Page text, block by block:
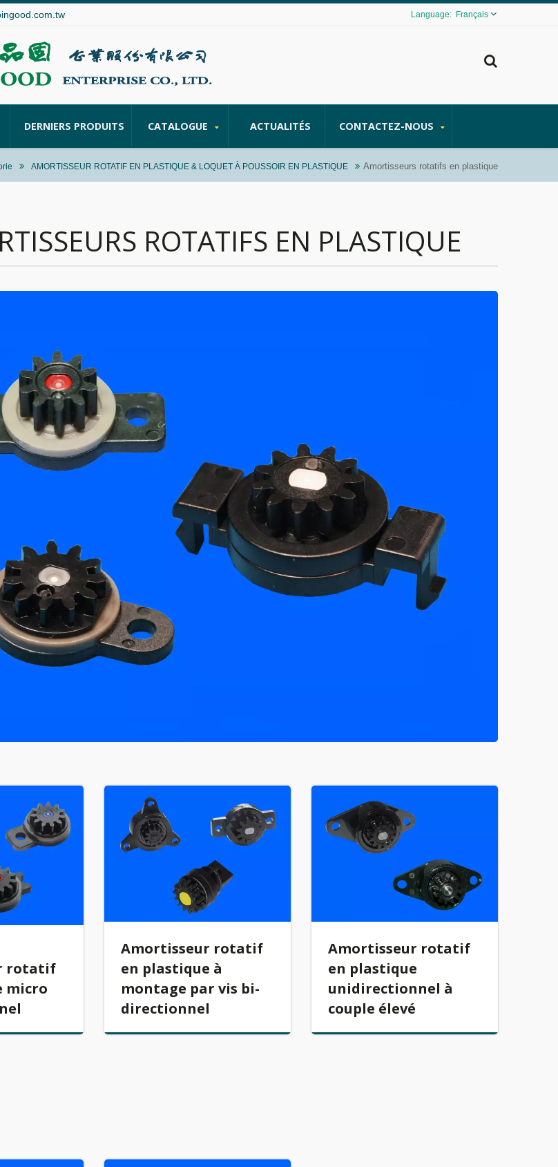
Français
DERNIERS PRODUITS CATALOGUE ACTUALITÉS CONTACTEZ-NOUS
AMORTISSEUR ROTATIF EN PLASTIQUE & LOQUET À POUSSOIR EN PLASTIQUE Amortisseurs rotatifs en plastique
ROTATIFS EN PLASTIQUE
rotatif
micro
Amortisseur rotatif
en plastique à
montage par vis bi-
directionnel
Amortisseur rotatif
en plastique
unidirectionnel à
couple élevé